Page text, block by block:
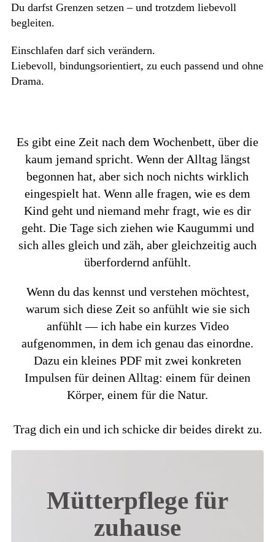
Du darfst Grenzen setzen – und trotzdem liebevoll
begleiten.
Einschlafen darf sich verändern.
Liebevoll, bindungsorientiert, zu euch passend und ohne
Drama.
Es gibt eine Zeit nach dem Wochenbett, über die
kaum jemand spricht. Wenn der Alltag längst
begonnen hat, aber sich noch nichts wirklich
eingespielt hat. Wenn alle fragen, wie es dem
Kind geht und niemand mehr fragt, wie es dir
geht. Die Tage sich ziehen wie Kaugummi und
sich alles gleich und zäh, aber gleichzeitig auch
überfordernd anfühlt.
Wenn du das kennst und verstehen möchtest,
warum sich diese Zeit so anfühlt wie sie sich
anfühlt — ich habe ein kurzes Video
aufgenommen, in dem ich genau das einordne.
Dazu ein kleines PDF mit zwei konkreten
Impulsen für deinen Alltag: einem für deinen
Körper, einem für die Natur.
Trag dich ein und ich schicke dir beides direkt zu.
Mütterpflege für
zuhause